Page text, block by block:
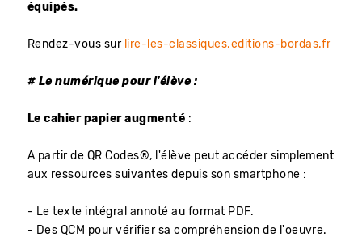
équipés.
Rendez-vous sur lire-les-classiques.editions-bordas.fr
# Le numérique pour l'élève :
Le cahier papier augmenté :
A partir de QR Codes®, l'élève peut accéder simplement
aux ressources suivantes depuis son smartphone :
- Le texte intégral annoté au format PDF.
- Des QCM pour vérifier sa compréhension de l'oeuvre.